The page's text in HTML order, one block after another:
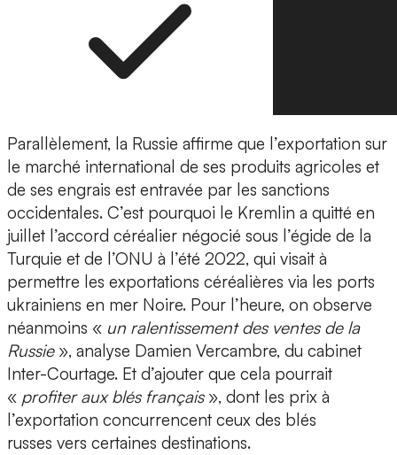
Parallèlement, la Russie affirme que l’exportation sur
le marché international de ses produits agricoles et
de ses engrais est entravée par les sanctions
occidentales. C’est pourquoi le Kremlin a quitté en
juillet l’accord céréalier négocié sous l’égide de la
Turquie et de l’ONU à l’été 2022, qui visait à
permettre les exportations céréalières via les ports
ukrainiens en mer Noire. Pour l’heure, on observe
néanmoins « un ralentissement des ventes de la
Russie», analyse Damien Vercambre, du cabinet
Inter-Courtage. Et d’ajouter que cela pourrait
« profiter aux blés français », dont les prix à
l’exportation concurrencent ceux des blés
russes vers certaines destinations.